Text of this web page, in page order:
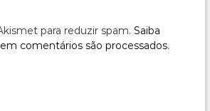
para reduzir spam.Saiba
comentários são processados.